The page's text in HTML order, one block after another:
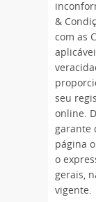
&
com as
seu
online.
garante
página
o
gerais,
vigente.